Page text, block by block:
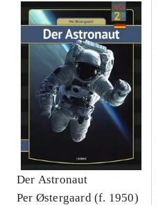
Der Astronaut
Per Østergaard (f. 1950)